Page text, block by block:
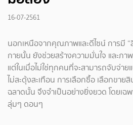
16-07-2561
นอกเหนือจากคุณภาพและดีไซน์ การมี “
กายนั้น ยังช่วยสร้างความมั่นใจ และภ
แต่ในเมื่อไม่ใช่ทุกคนที่จะสามารถจับจ่า
ไม่สะดุ้งสะเทือน การเลือกซื้อ เลือกขา
ฉลาดนั้น จึงจำเป็นอย่างยิ่งยวด โดยเฉพ
ลุ่มๆ ดอนๆ